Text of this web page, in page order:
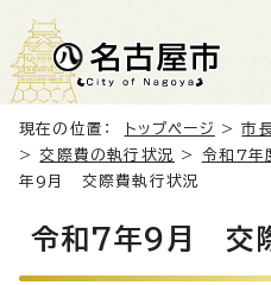
現在の位置： トップページ >市
>交際費の執行状況 > 令和7年
年9月 交際費執行状況
令和7年9月 交